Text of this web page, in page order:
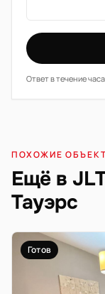
Ответ в течение
ПОХОЖИЕ
Ещё в
Тауэрс
Готов